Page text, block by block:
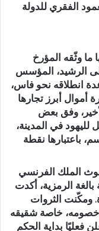
الفقري للدولة
ما وثّقه المؤرخ
الرشيد، المؤسس
انطلاقه نحو فاس،
أموال أبرز تجارها
وفق بعض
في المدينة،
باعتبارها نقطة
الملك الفرنسي
الرمزية، أكدت
ومكّنت الثروات
خاصة شقيقه
بداية الحكم